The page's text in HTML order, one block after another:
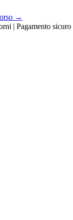
→
| Pagamento sicuro